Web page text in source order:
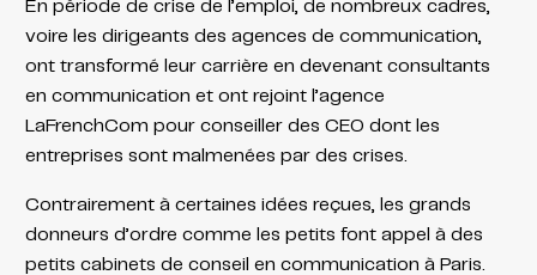
En période de crise de l’emploi, de nombreux cadres,
voire les dirigeants des agences de communication,
ont transformé leur carrière en devenant consultants
en communication et ont rejoint l’agence
LaFrenchCom pour conseiller des CEO dont les
entreprises sont malmenées par des crises.
Contrairement à certaines idées reçues, les grands
donneurs d’ordre comme les petits font appel à des
petits cabinets de conseil en communication à Paris.